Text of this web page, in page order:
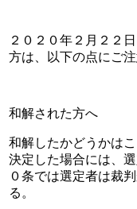
２０２０年２月２２
方は、以下の点にご注
和解された方へ
和解したかどうかは
決定した場合には、
０条では選定者は裁
る。